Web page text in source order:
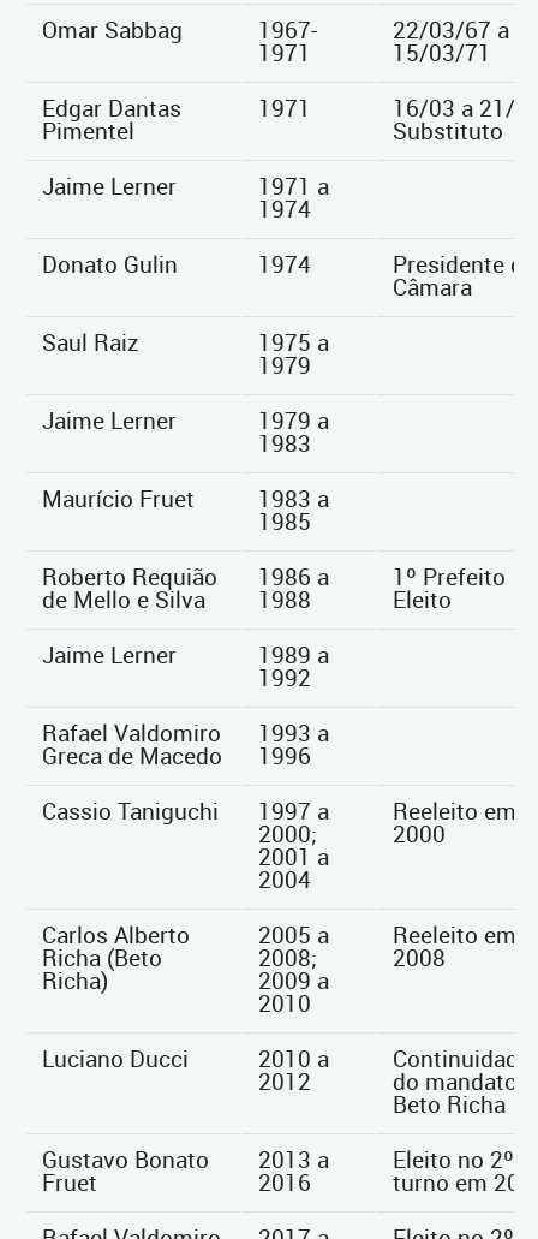
Omar Sabbag 1967-
1971
22/03/67 a
15/03/71
Edgar Dantas
Pimentel
1971 16/03 a 21/
Substituto
Jaime Lerner
1971 a
1974
Donato Gulin
1974 Presidente da
Câmara
Saul Raiz
1975 a
1979
Jaime Lerner
1979 a
1983
Maurício Fruet
1983 a
1985
Roberto Requião
de Mello e Silva
1986 a
1988
1º Prefeito
Eleito
Jaime Lerner
1989 a
1992
Rafael Valdomiro
Greca de Macedo
1993 a
1996
Cassio Taniguchi
1997 a
2000;
2001 a
2004
Reeleito em
2000
Carlos Alberto
Richa (Beto
Richa)
2005 a
2008;
2009 a
2010
Reeleito em
2008
Luciano Ducci 2010 a
2012
Continuidade
do mandato
Beto Richa
Gustavo Bonato
Fruet
2013 a
2016
Eleito no 2º
turno em